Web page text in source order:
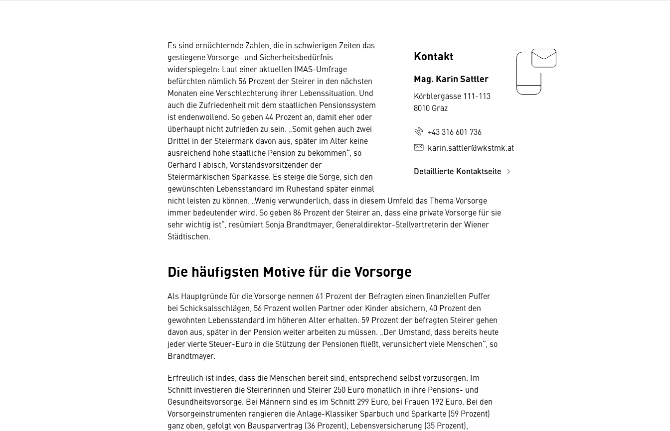
Kontakt
Mag. Karin Sattler
Körblergasse 111-113
8010 Graz
+43 316 601 736
karin.sattler@wkstmk.at
Detaillierte Kontaktseite
Es sind ernüchternde Zahlen, die in schwierigen Zeiten das
gestiegene Vorsorge- und Sicherheitsbedürfnis
widerspiegeln: Laut einer aktuellen IMAS-Umfrage
befürchten nämlich 56 Prozent der Steirer in den nächsten
Monaten eine Verschlechterung ihrer Lebenssituation. Und
auch die Zufriedenheit mit dem staatlichen Pensionssystem
ist endenwollend. So geben 44 Prozent an, damit eher oder
überhaupt nicht zufrieden zu sein. „Somit gehen auch zwei
Drittel in der Steiermark davon aus, später im Alter keine
ausreichend hohe staatliche Pension zu bekommen“, so
Gerhard Fabisch, Vorstandsvorsitzender der
Steiermärkischen Sparkasse. Es steige die Sorge, sich den
gewünschten Lebensstandard im Ruhestand später einmal
nicht leisten zu können. „Wenig verwunderlich, dass in diesem Umfeld das Thema Vorsorge
immer bedeutender wird. So geben 86 Prozent der Steirer an, dass eine private Vorsorge für sie
sehr wichtig ist“, resümiert Sonja Brandtmayer, Generaldirektor-Stellvertreterin der Wiener
Städtischen.
Die häufigsten Motive für die Vorsorge
Als Hauptgründe für die Vorsorge nennen 61 Prozent der Befragten einen finanziellen Puffer
bei Schicksalsschlägen, 56 Prozent wollen Partner oder Kinder absichern, 40 Prozent den
gewohnten Lebensstandard im höheren Alter erhalten. 59 Prozent der befragten Steirer gehen
davon aus, später in der Pension weiter arbeiten zu müssen. „Der Umstand, dass bereits heute
jeder vierte Steuer-Euro in die Stützung der Pensionen fließt, verunsichert viele Menschen“, so
Brandtmayer.
Erfreulich ist indes, dass die Menschen bereit sind, entsprechend selbst vorzusorgen. Im
Schnitt investieren die Steirerinnen und Steirer 250 Euro monatlich in ihre Pensions- und
Gesundheitsvorsorge. Bei Männern sind es im Schnitt 299 Euro, bei Frauen 192 Euro. Bei den
Vorsorgeinstrumenten rangieren die Anlage-Klassiker Sparbuch und Sparkarte (59 Prozent)
ganz oben, gefolgt von Bausparvertrag (36 Prozent), Lebensversicherung (35 Prozent),